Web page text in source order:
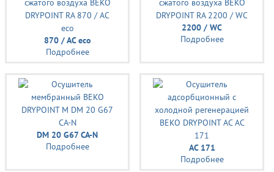
870 / AC eco
Подробнее
2200 / WC
Подробнее
DM 20 G67 CA-N
Подробнее
AC 171
Подробнее